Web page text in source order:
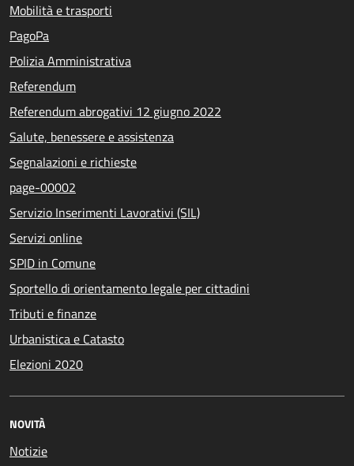
Mobilità e trasporti
PagoPa
Polizia Amministrativa
Referendum
Referendum abrogativi 12 giugno 2022
Salute, benessere e assistenza
Segnalazioni e richieste
page-00002
Servizio Inserimenti Lavorativi (SIL)
Servizi online
SPID in Comune
Sportello di orientamento legale per cittadini
Tributi e finanze
Urbanistica e Catasto
Elezioni 2020
NOVITÀ
Notizie